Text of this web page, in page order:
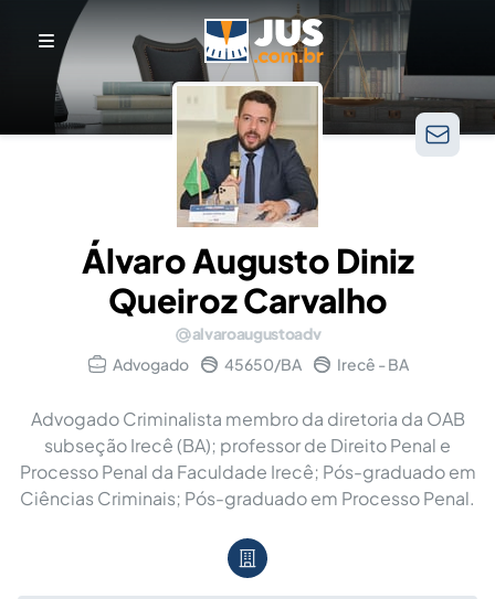
Álvaro Augusto Diniz
Queiroz Carvalho
alvaroaugustoadv
Advogado
45650/BA Irecê - BA
Advogado Criminalista membro da diretoria da OAB
subseção Irecê (BA); professor de Direito Penal e
Processo Penal da Faculdade Irecê; Pós-graduado em
Ciências Criminais; Pós-graduado em Processo Penal.